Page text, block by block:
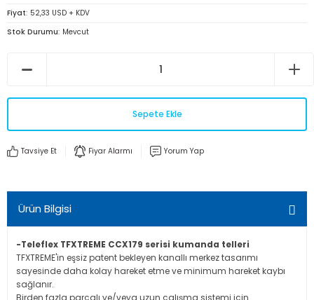
Fiyat 52,33 USD + KDV
Stok Durumu Mevcut
Sepete Ekle
Tavsiye Et Fiyar Alarmı Yorum Yap
Ürün Bilgisi
-Teleflex TFXTREME CCX179 serisi kumanda telleri
TFXTREME'in eşsiz patent bekleyen kanallı merkez tasarımı
sayesinde daha kolay hareket etme ve minimum hareket kaybı
sağlanır.